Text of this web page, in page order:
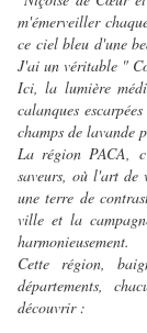
m'émerveiller
ce ciel bleu d'une
J'ai un véritable "
Ici, la lumière
calanques
champs de lavande
La région PACA,
saveurs, où l'art de
une terre de
ville et la
harmonieusement.
Cette région,
départements,
découvrir :